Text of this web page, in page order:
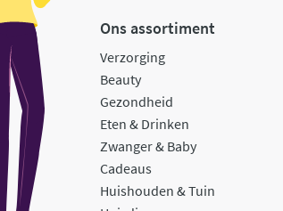
Ons assortiment
Verzorging
Beauty
Gezondheid
Eten & Drinken
Zwanger & Baby
Cadeaus
Huishouden & Tuin